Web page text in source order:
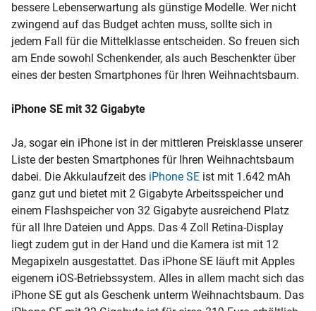
bessere Lebenserwartung als günstige Modelle. Wer nicht
zwingend auf das Budget achten muss, sollte sich in
jedem Fall für die Mittelklasse entscheiden. So freuen sich
am Ende sowohl Schenkender, als auch Beschenkter über
eines der besten Smartphones für Ihren Weihnachtsbaum.
iPhone SE mit 32 Gigabyte
Ja, sogar ein iPhone ist in der mittleren Preisklasse unserer
Liste der besten Smartphones für Ihren Weihnachtsbaum
dabei. Die Akkulaufzeit des iPhone SE ist mit 1.642 mAh
ganz gut und bietet mit 2 Gigabyte Arbeitsspeicher und
einem Flashspeicher von 32 Gigabyte ausreichend Platz
für all Ihre Dateien und Apps. Das 4 Zoll Retina-Display
liegt zudem gut in der Hand und die Kamera ist mit 12
Megapixeln ausgestattet. Das iPhone SE läuft mit Apples
eigenem iOS-Betriebssystem. Alles in allem macht sich das
iPhone SE gut als Geschenk unterm Weihnachtsbaum. Das